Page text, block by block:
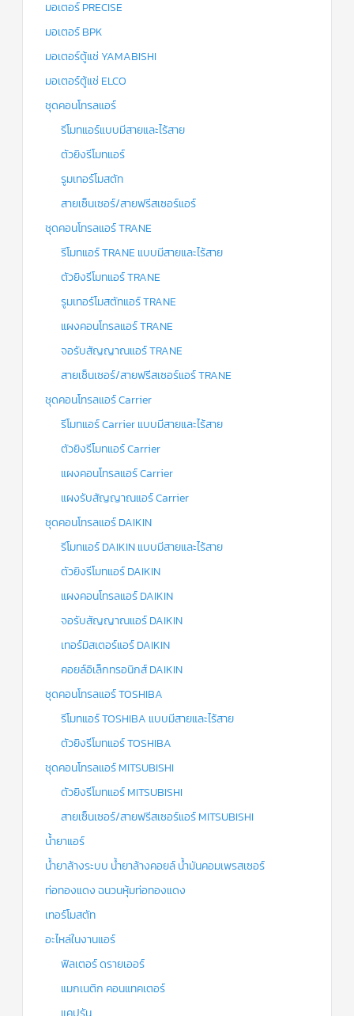
มอเตอร์ PRECISE
มอเตอร์ BPK
มอเตอร์ตู้แช่ YAMABISHI
มอเตอร์ตู้แช่ ELCO
ชุดคอนโทรลแอร์
รีโมทแอร์แบบมีสายและไร้สาย
ตัวยิงรีโมทแอร์
รูมเทอร์โมสตัท
สายเซ็นเซอร์/สายฟรีสเซอร์แอร์
ชุดคอนโทรลแอร์ TRANE
รีโมทแอร์ TRANE แบบมีสายและไร้สาย
ตัวยิงรีโมทแอร์ TRANE
รูมเทอร์โมสตัทแอร์ TRANE
แผงคอนโทรลแอร์ TRANE
จอรับสัญญาณแอร์ TRANE
สายเซ็นเซอร์/สายฟรีสเซอร์แอร์ TRANE
ชุดคอนโทรลแอร์ Carrier
รีโมทแอร์ Carrier แบบมีสายและไร้สาย
ตัวยิงรีโมทแอร์ Carrier
แผงคอนโทรลแอร์ Carrier
แผงรับสัญญาณแอร์ Carrier
ชุดคอนโทรลแอร์ DAIKIN
รีโมทแอร์ DAIKIN แบบมีสายและไร้สาย
ตัวยิงรีโมทแอร์ DAIKIN
แผงคอนโทรลแอร์ DAIKIN
จอรับสัญญาณแอร์ DAIKIN
เทอร์มิสเตอร์แอร์ DAIKIN
คอยล์อิเล็กทรอนิกส์ DAIKIN
ชุดคอนโทรลแอร์ TOSHIBA
รีโมทแอร์ TOSHIBA แบบมีสายและไร้สาย
ตัวยิงรีโมทแอร์ TOSHIBA
ชุดคอนโทรลแอร์ MITSUBISHI
ตัวยิงรีโมทแอร์ MITSUBISHI
สายเซ็นเซอร์/สายฟรีสเซอร์แอร์ MITSUBISHI
น้ำยาแอร์
น้ำยาล้างระบบ น้ำยาล้างคอยล์ น้ำมันคอมเพรสเซอร์
ท่อทองแดง ฉนวนหุ้มท่อทองแดง
เทอร์โมสตัท
อะไหล่ในงานแอร์
ฟิลเตอร์ ดรายเออร์
แมกเนติก คอนแทคเตอร์